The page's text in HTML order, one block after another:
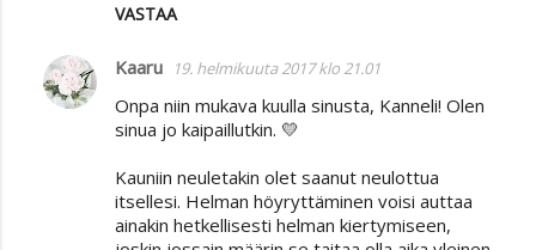
VASTAA
Kaaru 19. helmikuuta 2017 klo 21.01
Onpa niin mukava kuulla sinusta, Kanneli! Olen
sinua jo kaipaillutkin. 💛
Kauniin neuletakin olet saanut neulottua
itsellesi. Helman höyryttäminen voisi auttaa
ainakin hetkellisesti helman kiertymiseen,